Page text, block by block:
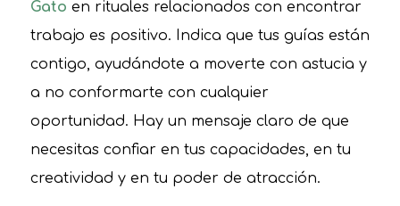
Gato en rituales relacionados con encontrar
trabajo es positivo. Indica que tus guías están
contigo, ayudándote a moverte con astucia y
a no conformarte con cualquier
oportunidad. Hay un mensaje claro de que
necesitas confiar en tus capacidades, en tu
creatividad y en tu poder de atracción.